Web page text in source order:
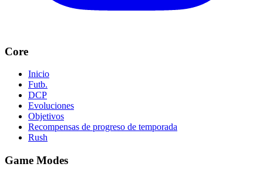
Core
Inicio
Futb.
DCP
Evoluciones
Objetivos
Recompensas de progreso de temporada
Rush
Game Modes